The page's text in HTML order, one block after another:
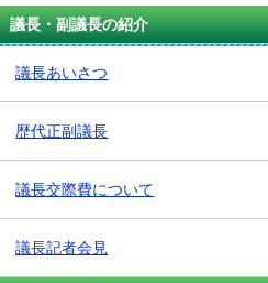
議長・副議長の紹介
議長あいさつ
歴代正副議長
議長交際費について
議長記者会見